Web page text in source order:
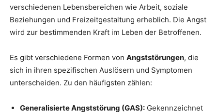
verschiedenen Lebensbereichen wie Arbeit, soziale
Beziehungen und Freizeitgestaltung erheblich. Die Angst
wird zur bestimmenden Kraft im Leben der Betroffenen.
Es gibt verschiedene Formen von Angststörungen, die
sich in ihren spezifischen Auslösern und Symptomen
unterscheiden. Zu den häufigsten zählen:
Generalisierte Angststörung (GAS): Gekennzeichnet